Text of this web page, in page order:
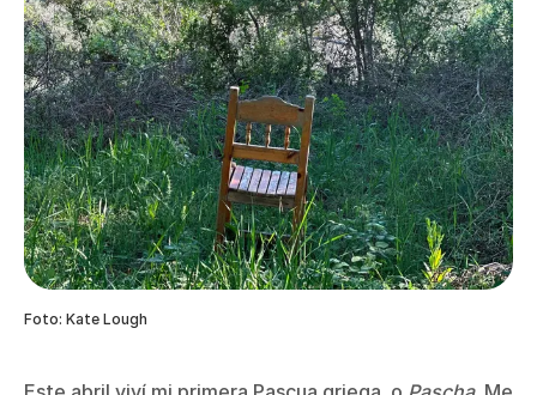
Foto: Kate Lough